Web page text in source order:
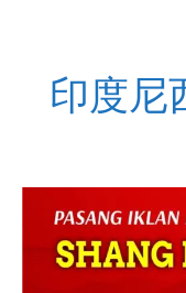
印度尼
Koran
Shangbao